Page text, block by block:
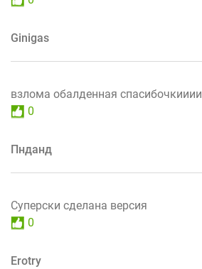
Ginigas
взлома обалденная спасибочкииии
0
Пнданд
Суперски сделана версия
0
Erotry